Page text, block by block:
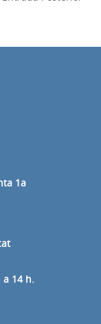
1a
14 h.